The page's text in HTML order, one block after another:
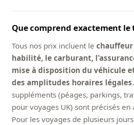
Que comprend exactement le
Tous nos prix incluent le
habilité, le carburant,
mise à disposition du véhicule
des amplitudes horaires légales
suppléments (péages, parkings,
pour voyages UK) sont précisés
Pour les voyages de plusieurs